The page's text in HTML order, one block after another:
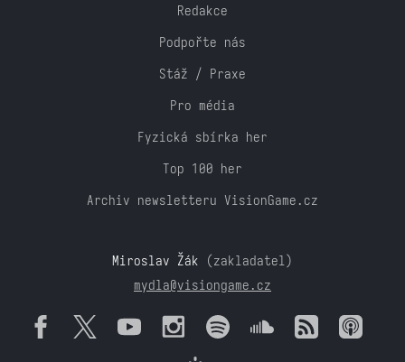
Redakce
Podpořte nás
Stáž / Praxe
Pro média
Fyzická sbírka her
Top 100 her
Archiv newsletteru VisionGame.cz
Miroslav Žák (zakladatel)
mydla@visiongame.cz